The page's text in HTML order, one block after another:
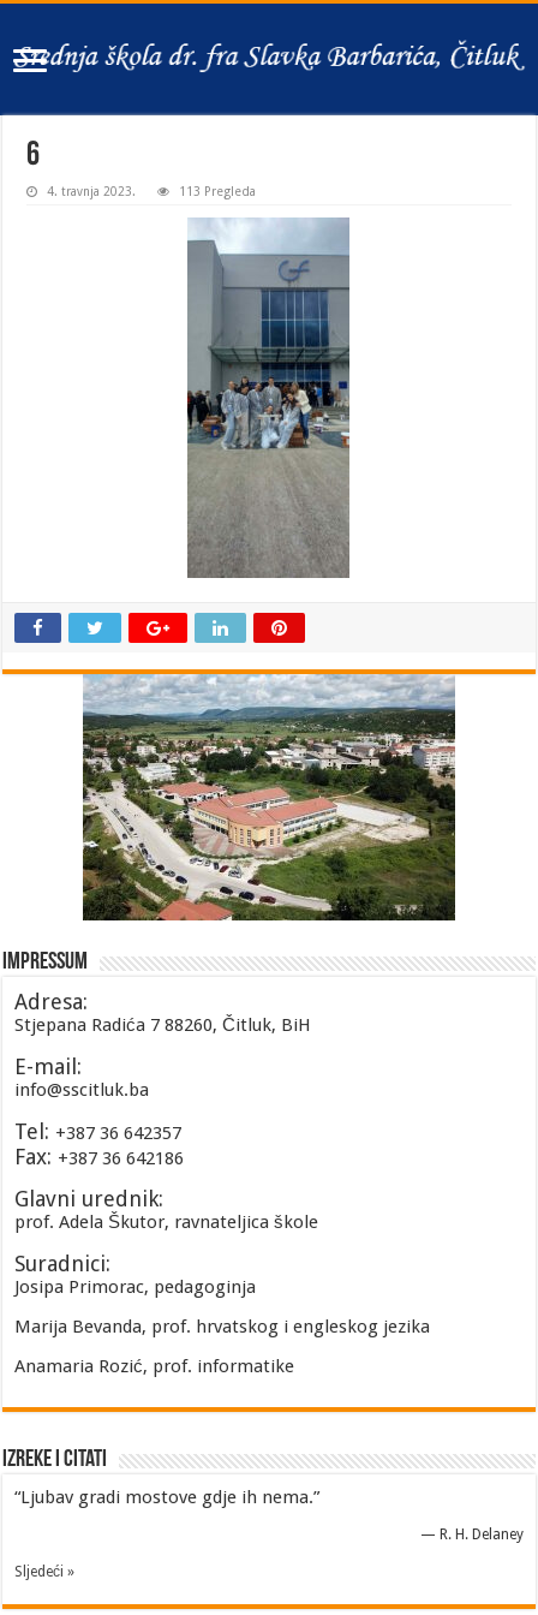
6
4. travnja 2023. 113 Pregleda
Impressum
Adresa:
Stjepana Radića 7 88260, Čitluk, BiH
E-mail:
info@sscitluk.ba
Tel: +387 36 642357
Fax: +387 36 642186
Glavni urednik:
prof. Adela Škutor, ravnateljica škole
Suradnici:
Josipa Primorac, pedagoginja
Marija Bevanda, prof. hrvatskog i engleskog jezika
Anamaria Rozić, prof. informatike
Izreke i Citati
“Ljubav gradi mostove gdje ih nema.”
— R. H. Delaney
Sljedeći »